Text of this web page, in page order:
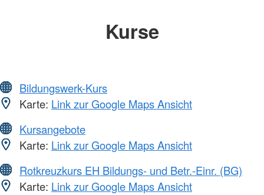
Kurse
Bildungswerk-Kurs
Karte: Link zur Google Maps Ansicht
Kursangebote
Karte: Link zur Google Maps Ansicht
Rotkreuzkurs EH Bildungs- und Betr.-Einr. (BG)
Karte: Link zur Google Maps Ansicht